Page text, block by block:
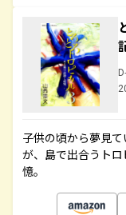
子供の頃から夢見
が、島で出合うト
憶。